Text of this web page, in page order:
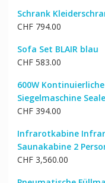
Schrank
CHF794.00
Sofa Set BLAIR blau
CHF583.00
600W
Siegelmaschine
CHF394.00
Infrarotkabine
Saunakabine 2
CHF3,560.00